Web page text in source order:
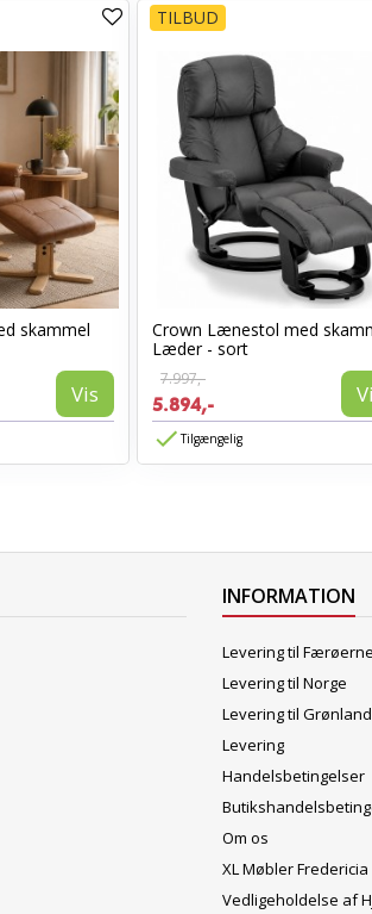
skammel
Vis
TILBUD
Crown Lænestol med
Læder - sort
7.997,-
5.894,-
Tilgængelig
INFORMATION
Levering til Færøerne
Levering til Norge
Levering til Grønland
Levering
Handelsbetingelser
Om os
XL Møbler Fredericia
Vedligeholdelse af